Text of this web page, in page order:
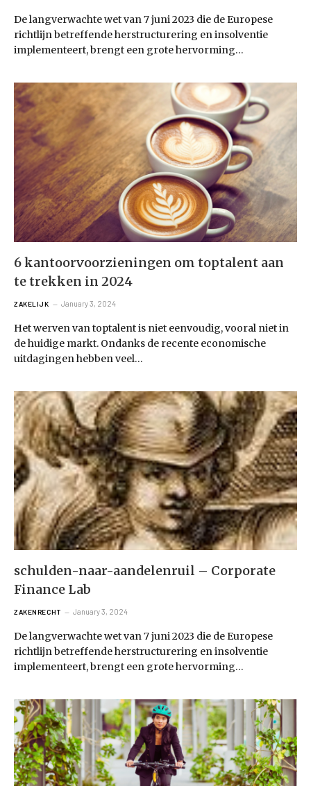
De langverwachte wet van 7 juni 2023 die de Europese
richtlijn betreffende herstructurering en insolventie
implementeert, brengt een grote hervorming…
6 kantoorvoorzieningen om toptalent aan
te trekken in 2024
ZAKELIJK January 3, 2024
Het werven van toptalent is niet eenvoudig, vooral niet in
de huidige markt. Ondanks de recente economische
uitdagingen hebben veel…
schulden-naar-aandelenruil – Corporate
Finance Lab
ZAKENRECHT January 3, 2024
De langverwachte wet van 7 juni 2023 die de Europese
richtlijn betreffende herstructurering en insolventie
implementeert, brengt een grote hervorming…